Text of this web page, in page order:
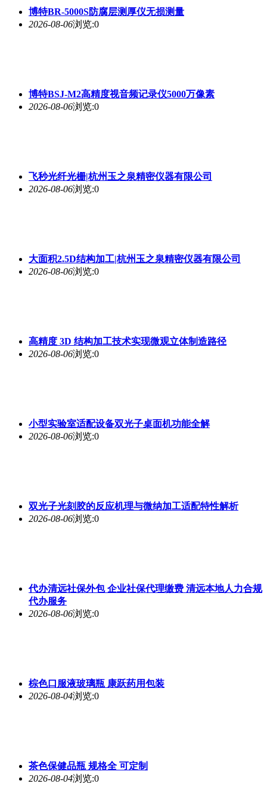
博特BR-5000S防腐层测厚仪无损测量
2026-08-06浏览:0
博特BSJ-M2高精度视音频记录仪5000万像素
2026-08-06浏览:0
飞秒光纤光栅|杭州玉之泉精密仪器有限公司
2026-08-06浏览:0
大面积2.5D结构加工|杭州玉之泉精密仪器有限公司
2026-08-06浏览:0
高精度 3D 结构加工技术实现微观立体制造路径
2026-08-06浏览:0
小型实验室适配设备双光子桌面机功能全解
2026-08-06浏览:0
双光子光刻胶的反应机理与微纳加工适配特性解析
2026-08-06浏览:0
代办清远社保外包 企业社保代理缴费 清远本地人力合规
代办服务
2026-08-06浏览:0
棕色口服液玻璃瓶 康跃药用包装
2026-08-04浏览:0
茶色保健品瓶 规格全 可定制
2026-08-04浏览:0